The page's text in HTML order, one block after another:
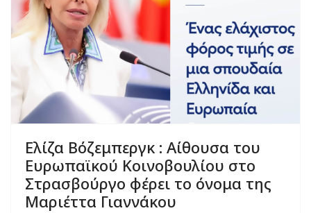
Ελίζα Βόζεμπεργκ : Αίθουσα του
Ευρωπαϊκού Κοινοβουλίου στο
Στρασβούργο φέρει το όνομα της
Μαριέττα Γιαννάκου